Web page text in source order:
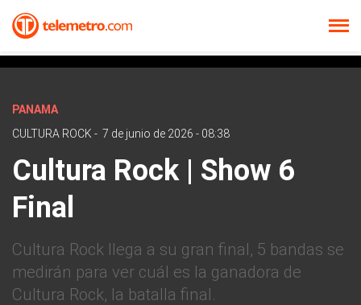
PANAMA
CULTURA ROCK - 7 de junio de 2026 - 08:38
Cultura Rock | Show 6
Final
Cultura Rock llega a su gran final, 5 bandas se
medirán para ver cuál es la ganadora de
Cultura Rock, la batalla final.